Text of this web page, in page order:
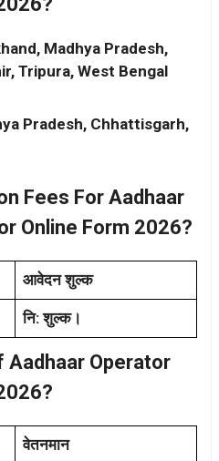
Madhya Pradesh,
Tripura, West Bengal
Pradesh, Chhattisgarh,
Fees For Aadhaar
Online Form 2026?
आवेदन शुल्क
नि: शुल्क।
Operator
वेतनमान